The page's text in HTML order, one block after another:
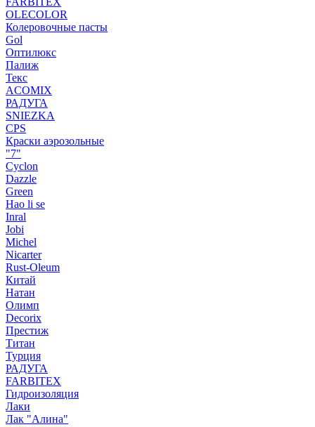
OLECOLOR
Колеровочные пасты
Gol
Оптилюкс
Палиж
Текс
ACOMIX
РАДУГА
SNIEZKA
CPS
Краски аэрозольные
"7"
Cyclon
Dazzle
Green
Hao li se
Inral
Jobi
Michel
Nicarter
Rust-Oleum
Китай
Натан
Олимп
Decorix
Престиж
Титан
Турция
РАДУГА
FARBITEX
Гидроизоляция
Лаки
Лак "Алина"